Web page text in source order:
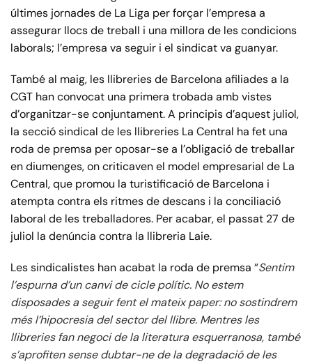
últimes jornades de La Liga per forçar l’empresa a
assegurar llocs de treball i una millora de les condicions
laborals; l’empresa va seguir i el sindicat va guanyar.
També al maig, les llibreries de Barcelona afiliades a la
CGT han convocat una primera trobada amb vistes
d’organitzar-se conjuntament. A principis d’aquest juliol,
la secció sindical de les llibreries La Central ha fet una
roda de premsa per oposar-se a l’obligació de treballar
en diumenges, on criticaven el model empresarial de La
Central, que promou la turistificació de Barcelona i
atempta contra els ritmes de descans i la conciliació
laboral de les treballadores. Per acabar, el passat 27 de
juliol la denúncia contra la llibreria Laie.
Les sindicalistes han acabat la roda de premsa “Sentim
l’espurna d’un canvi de cicle polític. No estem
disposades a seguir fent el mateix paper: no sostindrem
més l’hipocresia del sector del llibre. Mentres les
llibreries fan negoci de la literatura esquerranosa, també
s’aprofiten sense dubtar-ne de la degradació de les